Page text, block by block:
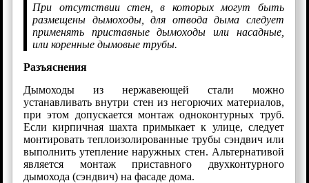
При отсутствии стен, в которых могут быть
размещены дымоходы, для отвода дыма следует
применять приставные дымоходы или насадные,
или коренные дымовые трубы.
Разъяснения
Дымоходы из нержавеющей стали можно
устанавливать внутри стен из негорючих материалов,
при этом допускается монтаж одноконтурных труб.
Если кирпичная шахта примыкает к улице, следует
монтировать теплоизолированные трубы сэндвич или
выполнить утепление наружных стен. Альтернативой
является монтаж приставного двухконтурного
дымохода (сэндвич) на фасаде дома.